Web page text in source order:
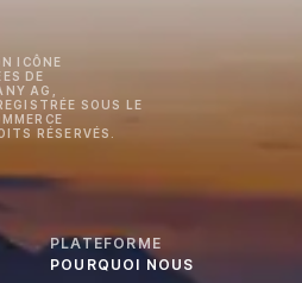
ICÔNE
DE
AG,
SOUS LE
RÉSERVÉS.
PLATEFORME
POURQUOI NOUS